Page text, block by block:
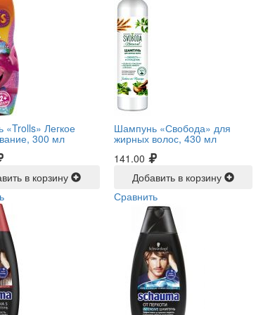
Легкое
300 мл
в корзину
Шампунь «Свобода» для
жирных волос, 430 мл
141.00
Добавить в корзину
Сравнить